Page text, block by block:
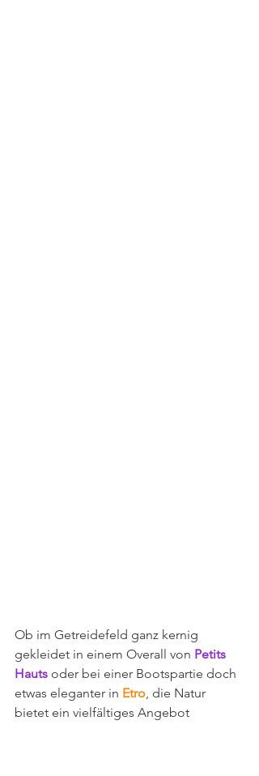
Ob im Getreidefeld ganz kernig
gekleidet in einem Overall von Petits
Hauts oder bei einer Bootspartie doch
etwas eleganter in Etro , die Natur
bietet ein vielfältiges Angebot